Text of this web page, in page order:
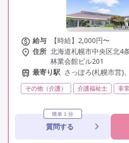
給与
【時給】2,000円〜
住所 北海道札幌市中央区北4
林業会館ビル201
最寄り駅 さっぽろ(札幌市営)
その他（介護） 介護福祉士 非
簡単１分
質問する